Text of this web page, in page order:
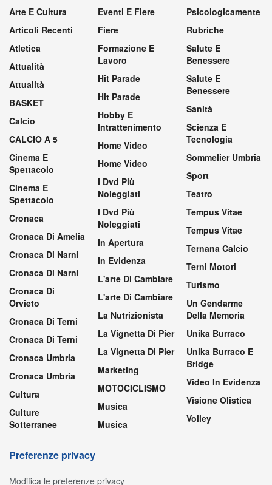
Arte E Cultura
Articoli Recenti
Atletica
Attualità
Attualità
BASKET
Calcio
CALCIO A 5
Cinema E
Spettacolo
Cinema E
Spettacolo
Cronaca
Cronaca Di Amelia
Cronaca Di Narni
Cronaca Di Narni
Cronaca Di
Orvieto
Cronaca Di Terni
Cronaca Di Terni
Cronaca Umbria
Cronaca Umbria
Cultura
Culture
Sotterranee
Eventi E Fiere
Fiere
Formazione E
Lavoro
Hit Parade
Hit Parade
Hobby E
Intrattenimento
Home Video
Home Video
I Dvd Più
Noleggiati
I Dvd Più
Noleggiati
In Apertura
In Evidenza
L'arte Di Cambiare
L'arte Di Cambiare
La Nutrizionista
La Vignetta Di Pier
La Vignetta Di Pier
Marketing
MOTOCICLISMO
Musica
Musica
Psicologicamente
Rubriche
Salute E
Benessere
Salute E
Benessere
Sanità
Scienza E
Tecnologia
Sommelier Umbria
Sport
Teatro
Tempus Vitae
Tempus Vitae
Ternana Calcio
Terni Motori
Turismo
Un Gendarme
Della Memoria
Unika Burraco
Unika Burraco E
Bridge
Video In Evidenza
Visione Olistica
Volley
Preferenze privacy
Modifica le preferenze privacy